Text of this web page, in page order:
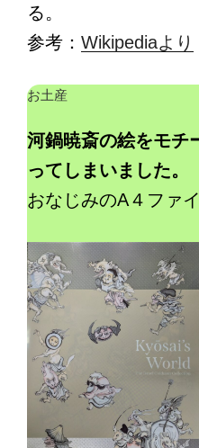
る。
参考： Wikipediaより
お土産
河鍋暁斎の絵をモチ
ってしまいました。
おなじみのA４ファ